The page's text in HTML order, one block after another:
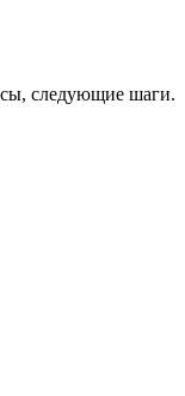
следующие шаги.